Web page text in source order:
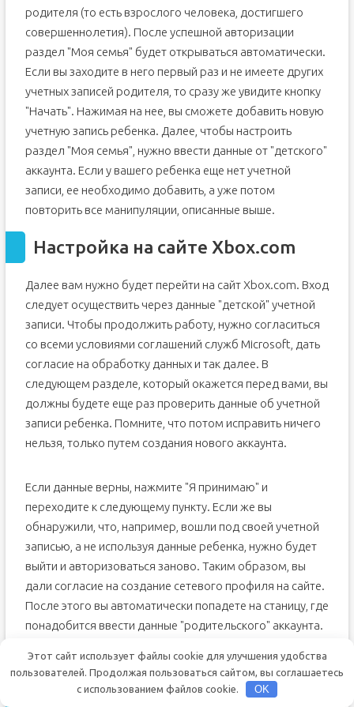
родителя (то есть взрослого человека, достигшего
совершеннолетия). После успешной авторизации
раздел "Моя семья" будет открываться автоматически.
Если вы заходите в него первый раз и не имеете других
учетных записей родителя, то сразу же увидите кнопку
"Начать". Нажимая на нее, вы сможете добавить новую
учетную запись ребенка. Далее, чтобы настроить
раздел "Моя семья", нужно ввести данные от "детского"
аккаунта. Если у вашего ребенка еще нет учетной
записи, ее необходимо добавить, а уже потом
повторить все манипуляции, описанные выше.
Настройка на сайте Xbox.com
Далее вам нужно будет перейти на сайт Xbox.com. Вход
следует осуществить через данные "детской" учетной
записи. Чтобы продолжить работу, нужно согласиться
со всеми условиями соглашений служб Microsoft, дать
согласие на обработку данных и так далее. В
следующем разделе, который окажется перед вами, вы
должны будете еще раз проверить данные об учетной
записи ребенка. Помните, что потом исправить ничего
нельзя, только путем создания нового аккаунта.
Если данные верны, нажмите "Я принимаю" и
переходите к следующему пункту. Если же вы
обнаружили, что, например, вошли под своей учетной
записью, а не используя данные ребенка, нужно будет
выйти и авторизоваться заново. Таким образом, вы
дали согласие на создание сетевого профиля на сайте.
После этого вы автоматически попадете на станицу, где
понадобится ввести данные "родительского" аккаунта.
Права для учетной записи
Этот сайт использует файлы cookie для улучшения удобства
пользователей. Продолжая пользоваться сайтом, вы соглашаетесь
с использованием файлов cookie.
OK